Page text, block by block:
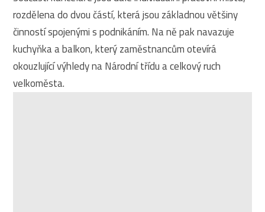
rozdělena do dvou částí, která jsou základnou většiny
činností spojenými s podnikáním. Na ně pak navazuje
kuchyňka a balkon, který zaměstnancům otevírá
okouzlující výhledy na Národní třídu a celkový ruch
velkoměsta.